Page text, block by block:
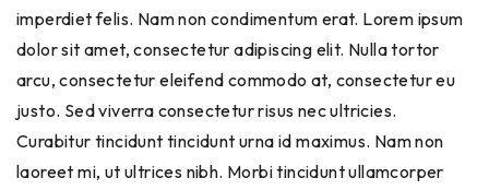
imperdiet felis. Nam non condimentum erat. Lorem ipsum
dolor sit amet, consectetur adipiscing elit. Nulla tortor
arcu, consectetur eleifend commodo at, consectetur eu
justo. Sed viverra consectetur risus nec ultricies.
Curabitur tincidunt tincidunt urna id maximus. Nam non
laoreet mi, ut ultrices nibh. Morbi tincidunt ullamcorper